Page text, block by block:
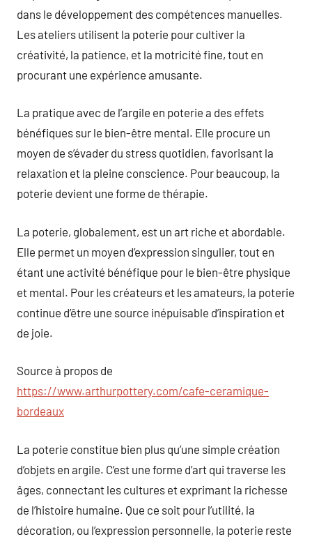
dans le développement des compétences manuelles.
Les ateliers utilisent la poterie pour cultiver la
créativité, la patience, et la motricité fine, tout en
procurant une expérience amusante.
La pratique avec de l’argile en poterie a des effets
bénéfiques sur le bien-être mental. Elle procure un
moyen de s’évader du stress quotidien, favorisant la
relaxation et la pleine conscience. Pour beaucoup, la
poterie devient une forme de thérapie.
La poterie, globalement, est un art riche et abordable.
Elle permet un moyen d’expression singulier, tout en
étant une activité bénéfique pour le bien-être physique
et mental. Pour les créateurs et les amateurs, la poterie
continue d’être une source inépuisable d’inspiration et
de joie.
Source à propos de
https://www.arthurpottery.com/cafe-ceramique-
bordeaux
La poterie constitue bien plus qu’une simple création
d’objets en argile. C’est une forme d’art qui traverse les
âges, connectant les cultures et exprimant la richesse
de l’histoire humaine. Que ce soit pour l’utilité, la
décoration, ou l’expression personnelle, la poterie reste